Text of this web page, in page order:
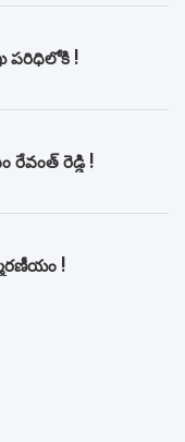
పరిధిలోకి !
రేవంత్ రెడ్డి !
!